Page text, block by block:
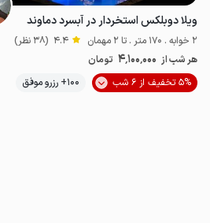
ویلا دوبلکس استخردار در آبسرد دماوند
2 خوابه . 170 متر . تا 2 مهمان 4.4 (38 نظر)
هر شب از 4٬100٬000 تومان
5% تخفیف از 6 شب
100+ رزرو موفق